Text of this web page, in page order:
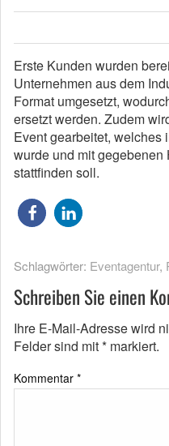
Erste Kunden wurden
Unternehmen aus dem
Format umgesetzt,
ersetzt werden. Zudem
Event gearbeitet, welches
wurde und mit
stattfinden soll.
Schlagwörter: Eventagentur,
Schreiben Sie einen
Ihre E-Mail-Adresse wird
Felder sind mit* markiert.
Kommentar *